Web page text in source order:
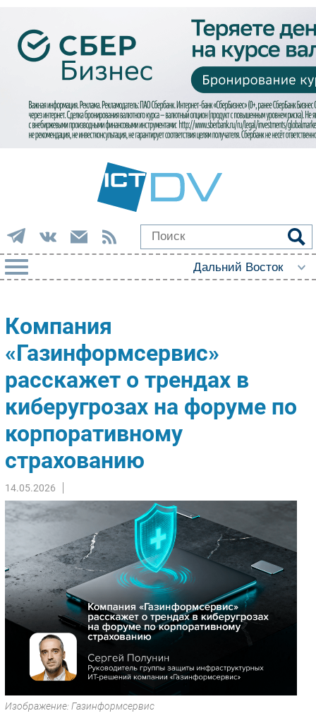
Импорто­замещение
Автоматизация Промышленности
Интернет
Фиксированная связь
Интеграция
Рынок ПК
Маркетинг
Торговые сети
Оборудование
Outsourcing
Кадры
Регулирование
Финансы
Web
Безопасность
Инновации
Гаджеты
Компания
«Газинформсервис»
расскажет о трендах в
киберугрозах на форуме по
корпоративному
страхованию
14.05.2026
Изображение: Газинформсервис